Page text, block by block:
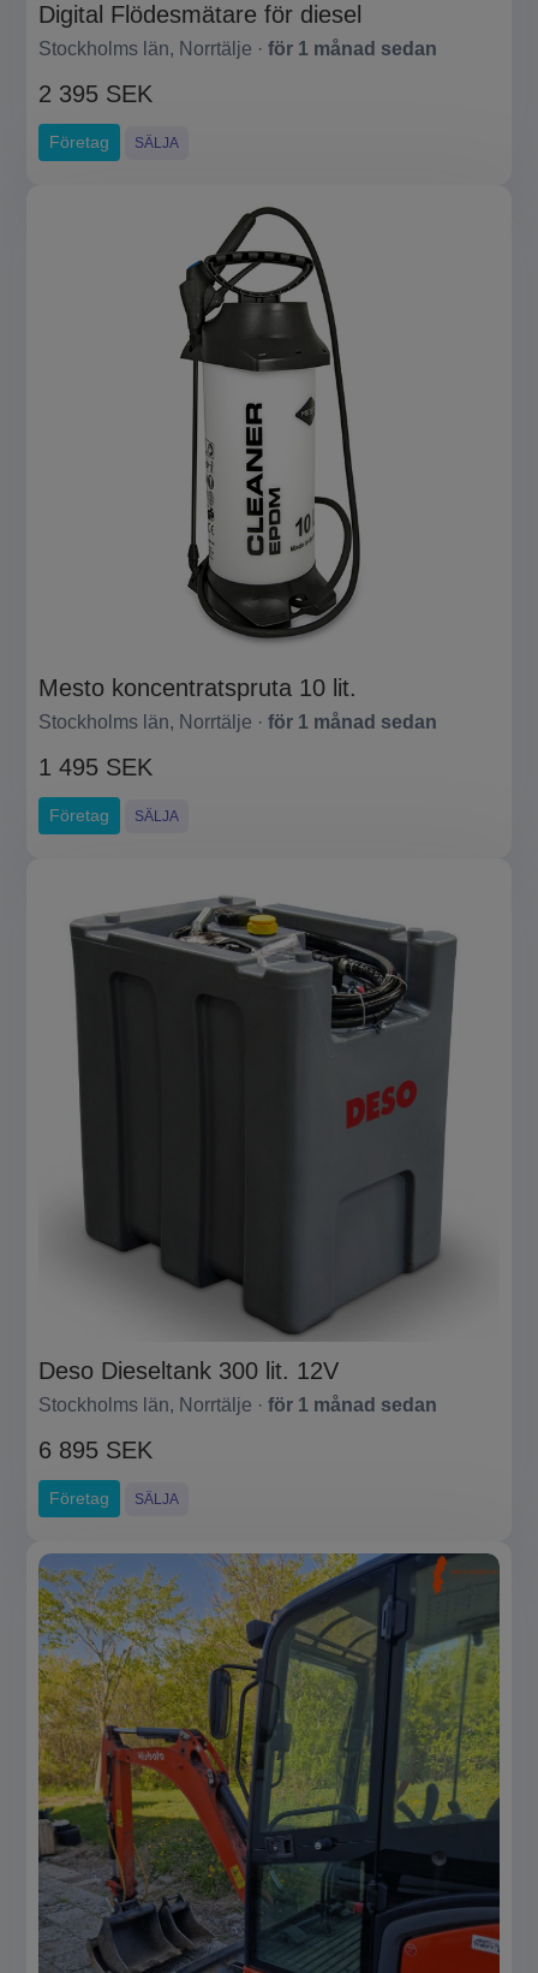
Digital Flödesmätare för diesel
Stockholms län, Norrtälje · för 1 månad sedan
2 395 SEK
Företag SÄLJA
Mesto koncentratspruta 10 lit.
Stockholms län, Norrtälje · för 1 månad sedan
1 495 SEK
Företag SÄLJA
Deso Dieseltank 300 lit. 12V
Stockholms län, Norrtälje · för 1 månad sedan
6 895 SEK
Företag SÄLJA